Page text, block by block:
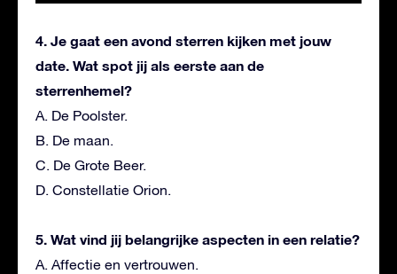
4. Je gaat een avond sterren kijken met jouw
date. Wat spot jij als eerste aan de
sterrenhemel?
A. De Poolster.
B. De maan.
C. De Grote Beer.
D. Constellatie Orion.
5. Wat vind jij belangrijke aspecten in een relatie?
A. Affectie en vertrouwen.